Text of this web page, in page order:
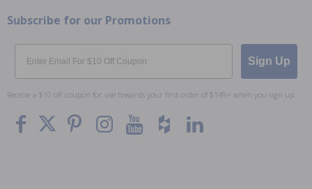
Subscribe for our Promotions
Email
Sign Up
Receive a $10 off coupon for use towards your first order of $149+ when you sign up.